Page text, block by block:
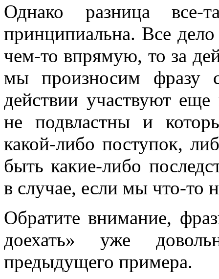
Однако разница
принципиальна. Все
чем-то впрямую, то за
мы произносим фразу
действии участвуют
не подвластны и
какой-либо поступок,
быть какие-либо
в случае, если мы что-то
Обратите внимание,
доехать» уже
предыдущего примера.